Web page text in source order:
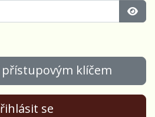
přístupovým klíčem
se